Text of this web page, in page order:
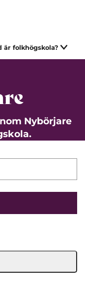
är folkhögskola?
Nybörjare